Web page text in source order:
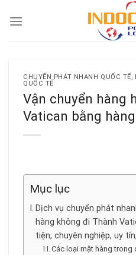
CHUYỂN PHÁT NHANH QUỐC TẾ,
QUỐC TẾ
Vận chuyển hàng
Vatican bằng
Mục lục
Dịch vụ chuyển phát
hàng không đi Thành
tiện, chuyên nghiệp, uy
Các loại mặt hàng trong